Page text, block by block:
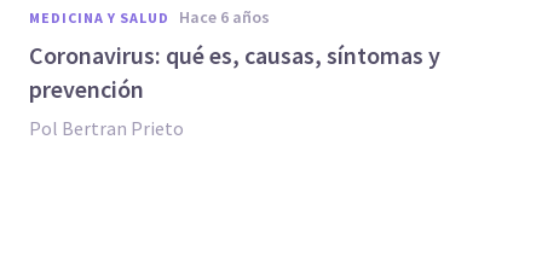
MEDICINA Y SALUD hace 6 años
Coronavirus: qué es, causas, síntomas y
prevención
Pol Bertran Prieto